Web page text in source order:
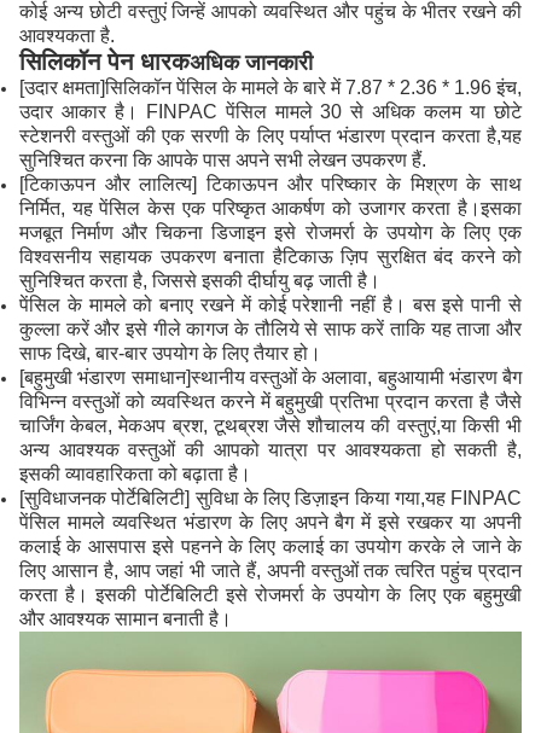
कोई अन्य छोटी वस्तुएं जिन्हें आपको व्यवस्थित और पहुंच के भीतर रखने की
आवश्यकता है.
सिलिकॉन पेन धारकअधिक जानकारी
[उदार क्षमता]सिलिकॉन पेंसिल के मामले के बारे में 7.87 * 2.36 * 1.96 इंच,
उदार आकार है। FINPAC पेंसिल मामले 30 से अधिक कलम या छोटे
स्टेशनरी वस्तुओं की एक सरणी के लिए पर्याप्त भंडारण प्रदान करता है,यह
सुनिश्चित करना कि आपके पास अपने सभी लेखन उपकरण हैं.
[टिकाऊपन और लालित्य] टिकाऊपन और परिष्कार के मिश्रण के साथ
निर्मित, यह पेंसिल केस एक परिष्कृत आकर्षण को उजागर करता है।इसका
मजबूत निर्माण और चिकना डिजाइन इसे रोजमर्रा के उपयोग के लिए एक
विश्वसनीय सहायक उपकरण बनाता हैटिकाऊ ज़िप सुरक्षित बंद करने को
सुनिश्चित करता है, जिससे इसकी दीर्घायु बढ़ जाती है।
पेंसिल के मामले को बनाए रखने में कोई परेशानी नहीं है। बस इसे पानी से
कुल्ला करें और इसे गीले कागज के तौलिये से साफ करें ताकि यह ताजा और
साफ दिखे, बार-बार उपयोग के लिए तैयार हो।
[बहुमुखी भंडारण समाधान]स्थानीय वस्तुओं के अलावा, बहुआयामी भंडारण बैग
विभिन्न वस्तुओं को व्यवस्थित करने में बहुमुखी प्रतिभा प्रदान करता है जैसे
चार्जिंग केबल, मेकअप ब्रश, टूथब्रश जैसे शौचालय की वस्तुएं,या किसी भी
अन्य आवश्यक वस्तुओं की आपको यात्रा पर आवश्यकता हो सकती है,
इसकी व्यावहारिकता को बढ़ाता है।
[सुविधाजनक पोर्टेबिलिटी] सुविधा के लिए डिज़ाइन किया गया,यह FINPAC
पेंसिल मामले व्यवस्थित भंडारण के लिए अपने बैग में इसे रखकर या अपनी
कलाई के आसपास इसे पहनने के लिए कलाई का उपयोग करके ले जाने के
लिए आसान है, आप जहां भी जाते हैं, अपनी वस्तुओं तक त्वरित पहुंच प्रदान
करता है। इसकी पोर्टेबिलिटी इसे रोजमर्रा के उपयोग के लिए एक बहुमुखी
और आवश्यक सामान बनाती है।